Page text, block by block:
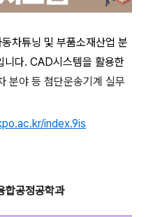
차튜닝 및 부품소재산업 분
니다. CAD시스템을 활용한
분야 등 첨단운송기계 실무
index.9is
합공정공학과